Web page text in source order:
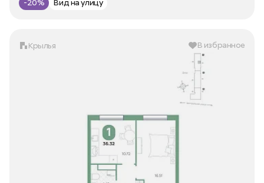
-20%
Вид на улицу
Крылья В избранное